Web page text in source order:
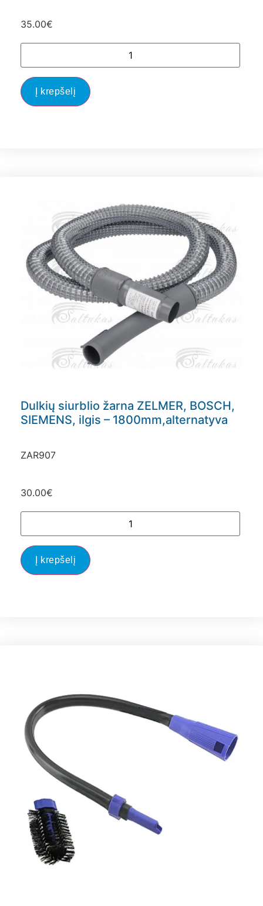
35.00€
Į krepšelį
Dulkių siurblio žarna ZELMER, BOSCH,
SIEMENS, ilgis – 1800mm,alternatyva
ZAR907
30.00€
Į krepšelį